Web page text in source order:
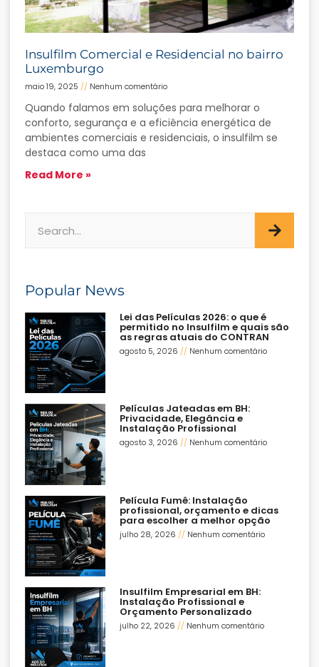
Insulfilm Comercial e Residencial no bairro
Luxemburgo
maio 19, 2025 Nenhum comentário
Quando falamos em soluções para melhorar o
conforto, segurança e a eficiência energética de
ambientes comerciais e residenciais, o insulfilm se
destaca como uma das
Read More »
Popular News
Lei das Películas 2026: o que é
permitido no Insulfilm e quais são
as regras atuais do CONTRAN
agosto 5, 2026 Nenhum comentário
Películas Jateadas em BH:
Privacidade, Elegância e
Instalação Profissional
agosto 3, 2026 Nenhum comentário
Película Fumê: Instalação
profissional, orçamento e dicas
para escolher a melhor opção
julho 28, 2026 Nenhum comentário
Insulfilm Empresarial em BH:
Instalação Profissional e
Orçamento Personalizado
julho 22, 2026 Nenhum comentário